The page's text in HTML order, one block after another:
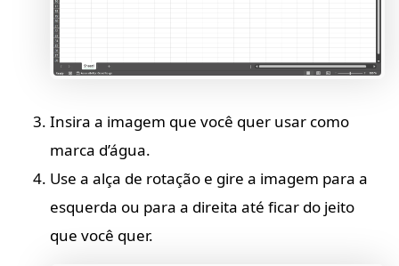
Insira a imagem que você quer usar como
marca d’água.
Use a alça de rotação e gire a imagem para a
esquerda ou para a direita até ficar do jeito
que você quer.